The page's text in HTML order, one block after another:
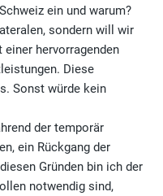
ein und warum?
sondern will wir
hervorragenden
Diese
Sonst würde kein
der temporär
ein Rückgang der
Gründen bin ich der
notwendig sind,